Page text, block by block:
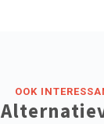
OOK